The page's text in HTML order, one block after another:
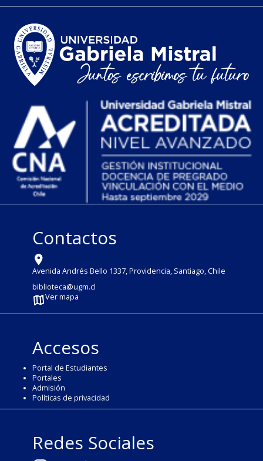
Contactos
Avenida Andrés Bello 1337, Providencia, Santiago, Chile
biblioteca@ugm.cl
Ver mapa
Accesos
Portal de Estudiantes
Portales
Admisión
Políticas de privacidad
Redes Sociales